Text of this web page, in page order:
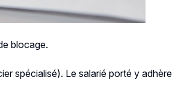
blocage.
spécialisé). Le salarié porté y adhère